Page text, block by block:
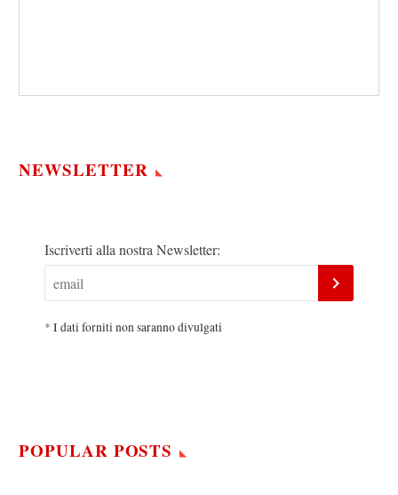
NEWSLETTER
Iscriverti alla nostra Newsletter:
* I dati forniti non saranno divulgati
POPULAR POSTS